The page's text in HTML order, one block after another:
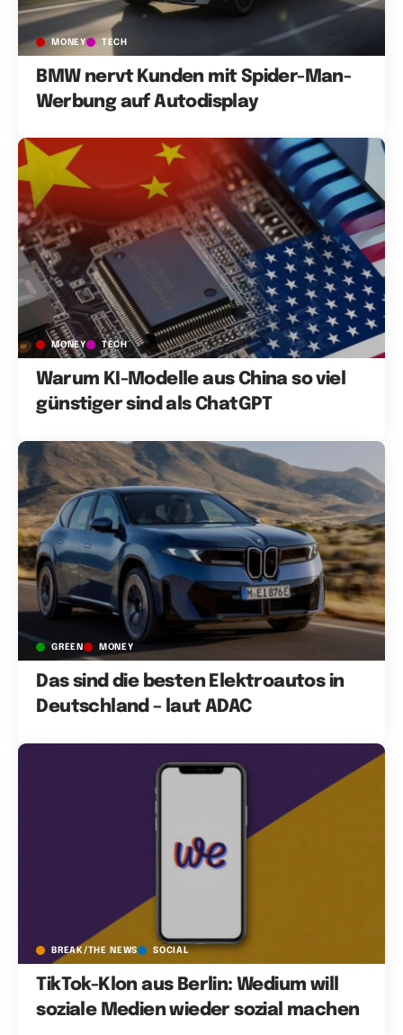
MONEY TECH
BMW nervt Kunden mit Spider-Man-
Werbung auf Autodisplay
MONEY TECH
Warum KI-Modelle aus China so viel
günstiger sind als ChatGPT
GREEN MONEY
Das sind die besten Elektroautos in
Deutschland – laut ADAC
BREAK/THE NEWS SOCIAL
TikTok-Klon aus Berlin: Wedium will
soziale Medien wieder sozial machen